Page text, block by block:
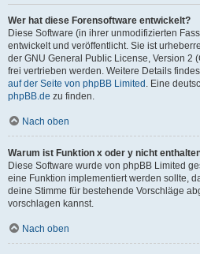
Wer hat diese Forensoftware entwickelt?
Diese Software (in ihrer unmodifizierten
entwickelt und veröffentlicht. Sie ist
der GNU General Public License, Version 2
frei vertrieben werden. Weitere Details
auf der Seite von phpBB Limited . Eine
phpBB.de zu finden.
Nach oben
Warum ist Funktion x oder y nicht
Diese Software wurde von phpBB Limited
eine Funktion implementiert werden sollte,
deine Stimme für bestehende Vorschläge
vorschlagen kannst.
Nach oben